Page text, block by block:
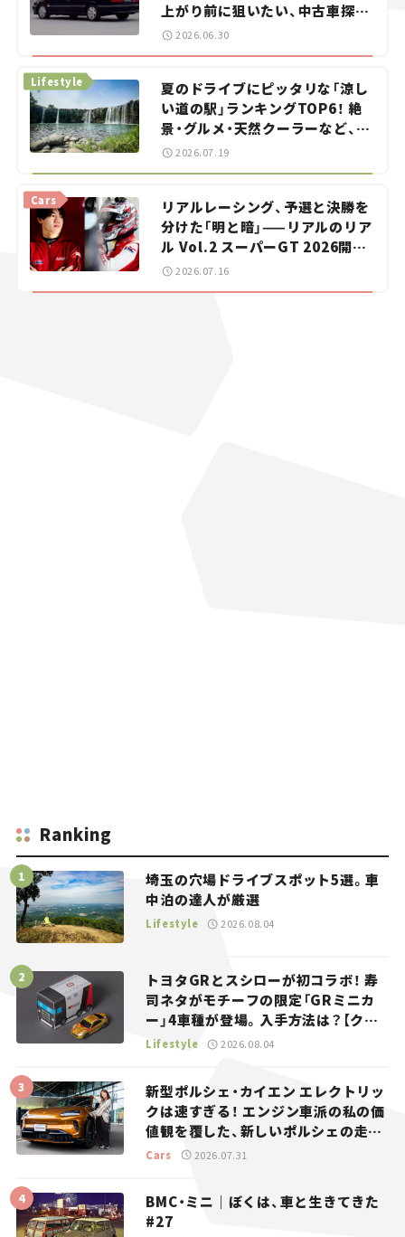
上がり前に狙いたい、中古車探し
をお手伝い――ちょっとイケてるマ
2026.06.30
夏のドライブにピッタリな「涼し
い道の駅」ランキングTOP6！ 絶
景・グルメ・天然クーラーなど、避
暑におすすめのスポットを紹介
【道の駅マニアの推し駅ガイド】
Lifestyle
2026.07.19
リアルレーシング、予選と決勝を
分けた「明と暗」——リアルのリア
ル Vol.2 スーパーGT 2026開幕
戦 岡山国際サーキット
Cars
2026.07.16
Ranking
埼玉の穴場ドライブスポット5選。車
中泊の達人が厳選
Lifestyle 2026.08.04
トヨタGRとスシローが初コラボ！ 寿
司ネタがモチーフの限定「GRミニカ
ー」4車種が登場。入手方法は？【クル
マとホビー】
Lifestyle 2026.08.04
新型ポルシェ・カイエン エレクトリッ
クは速すぎる！ エンジン車派の私の価
値観を覆した、新しいポルシェの走
り。
Cars 2026.07.31
BMC・ミニ｜ぼくは、車と生きてきた
#27